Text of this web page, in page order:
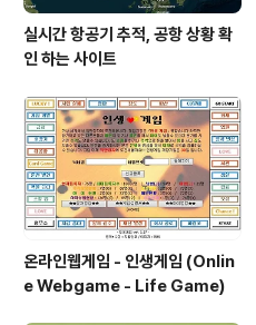
실시간 항공기 추적, 공항 상황 확
인 하는 사이트
온라인웹게임 - 인생게임 (Onlin
e Webgame - Life Game)